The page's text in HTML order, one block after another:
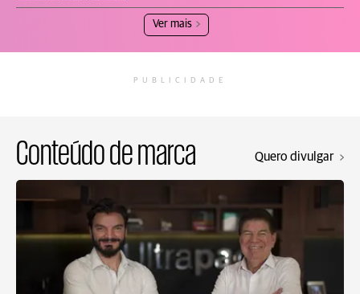
Ver mais
PUBLICIDADE
Conteúdo de marca Quero divulgar